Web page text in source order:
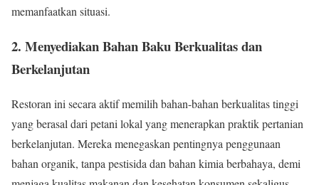
memanfaatkan situasi.
2. Menyediakan Bahan Baku Berkualitas dan
Berkelanjutan
Restoran ini secara aktif memilih bahan-bahan berkualitas tinggi
yang berasal dari petani lokal yang menerapkan praktik pertanian
berkelanjutan. Mereka menegaskan pentingnya penggunaan
bahan organik, tanpa pestisida dan bahan kimia berbahaya, demi